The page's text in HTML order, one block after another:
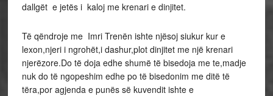
dallgët e jetës i kaloj me krenari e dinjitet.
Të qëndroje me Imri Trenën ishte njësoj siukur kur e
lexon,njeri i ngrohët,i dashur,plot dinjitet me një krenari
njerëzore.Do të doja edhe shumë të bisedoja me te,madje
nuk do të ngopeshim edhe po të bisedonim me ditë të
tëra,por agjenda e punës së kuvendit ishte e